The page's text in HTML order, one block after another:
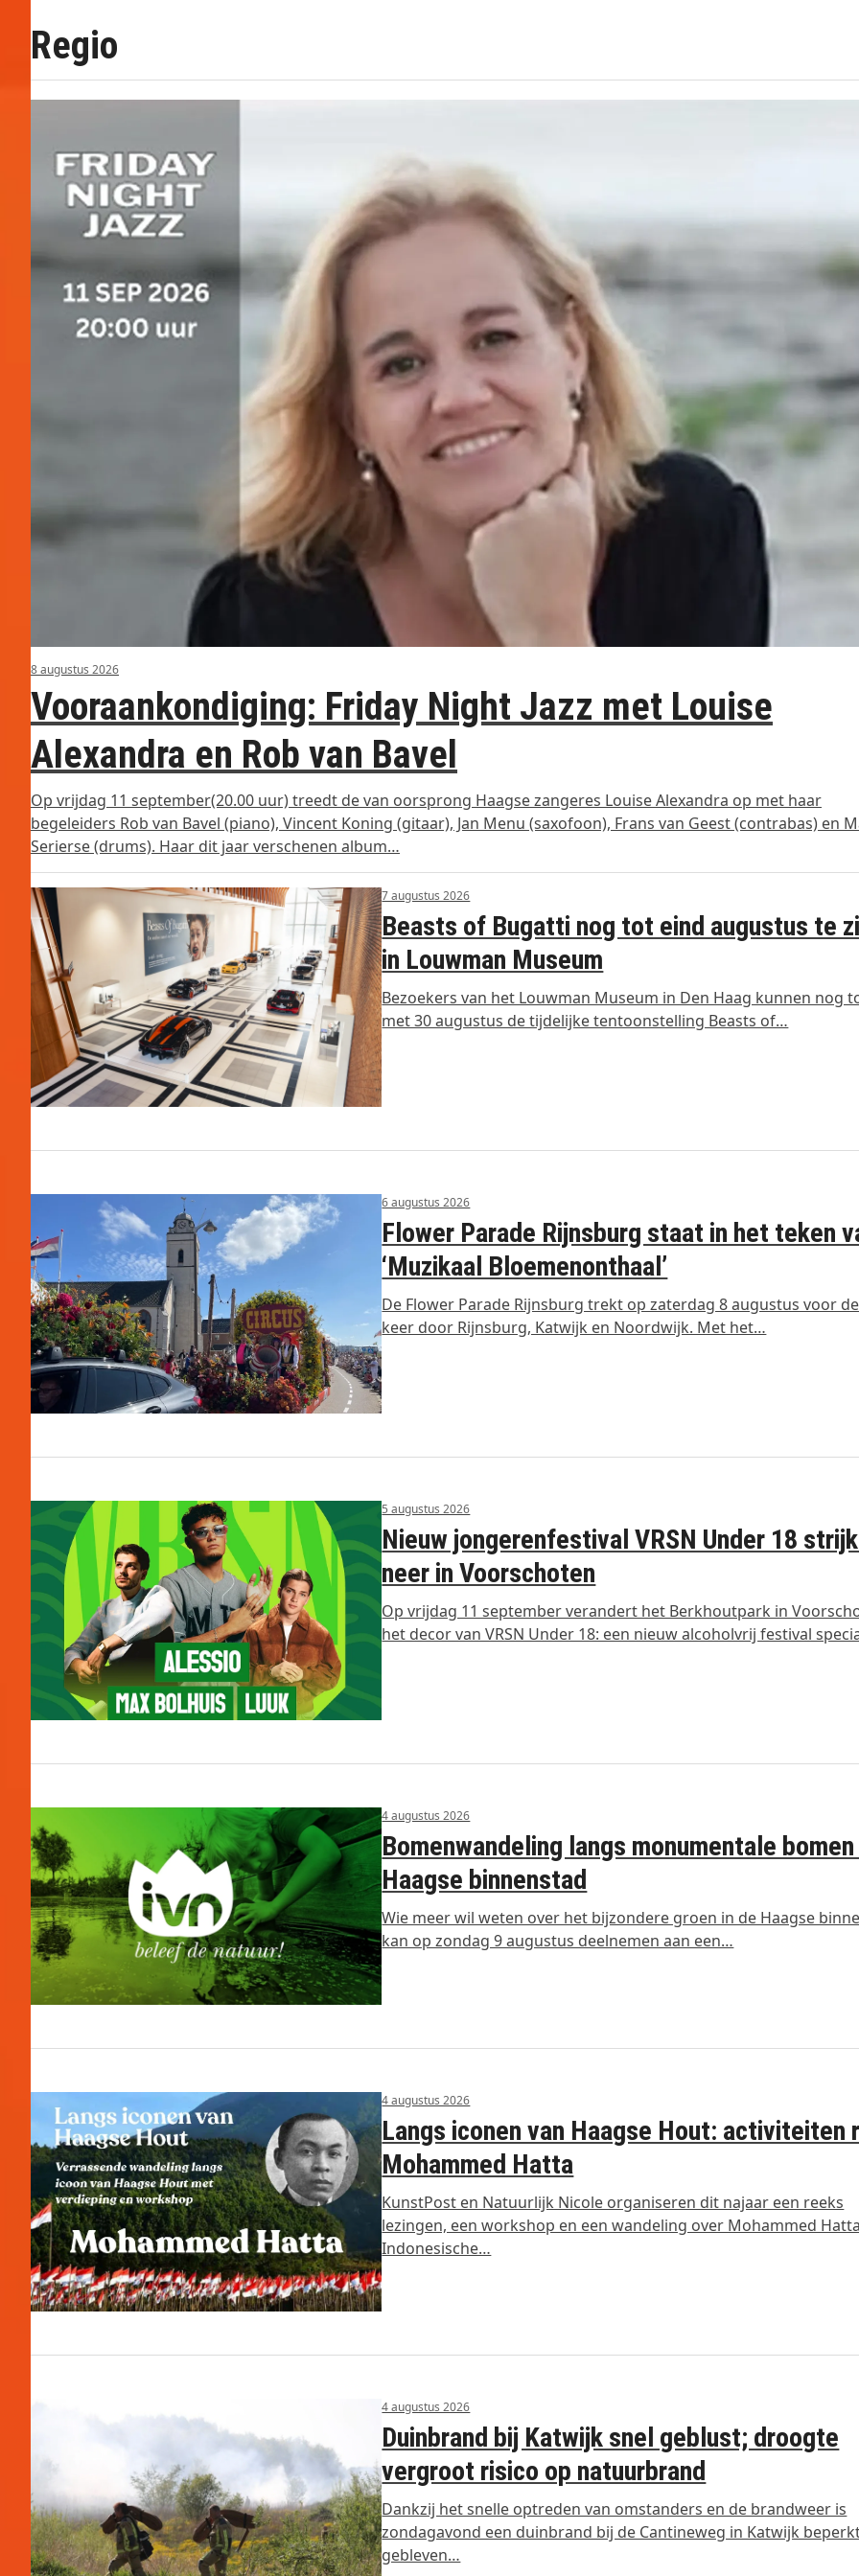
Regio
8 augustus 2026
Vooraankondiging: Friday Night Jazz met Louise
Alexandra en Rob van Bavel
Op vrijdag 11 september(20.00 uur) treedt de van oorsprong Haagse zangeres Louise Alexandra op met haar
begeleiders Rob van Bavel (piano), Vincent Koning (gitaar), Jan Menu (saxofoon), Frans van Geest (contrabas) en
Serierse (drums). Haar dit jaar verschenen album…
7 augustus 2026
Beasts of Bugatti nog tot eind augustus te
in Louwman Museum
Bezoekers van het Louwman Museum in Den Haag kunnen nog
met 30 augustus de tijdelijke tentoonstelling Beasts of…
6 augustus 2026
Flower Parade Rijnsburg staat in het teken
‘Muzikaal Bloemenonthaal’
De Flower Parade Rijnsburg trekt op zaterdag 8 augustus voor
keer door Rijnsburg, Katwijk en Noordwijk. Met het…
5 augustus 2026
Nieuw jongerenfestival VRSN Under 18
neer in Voorschoten
Op vrijdag 11 september verandert het Berkhoutpark in
het decor van VRSN Under 18: een nieuw alcoholvrij festival
4 augustus 2026
Bomenwandeling langs monumentale bomen
Haagse binnenstad
Wie meer wil weten over het bijzondere groen in de Haagse
kan op zondag 9 augustus deelnemen aan een…
4 augustus 2026
Langs iconen van Haagse Hout: activiteiten
Mohammed Hatta
KunstPost en Natuurlijk Nicole organiseren dit najaar een reeks
lezingen, een workshop en een wandeling over Mohammed
Indonesische…
4 augustus 2026
Duinbrand bij Katwijk snel geblust; droogte
vergroot risico op natuurbrand
Dankzij het snelle optreden van omstanders en de brandweer is
zondagavond een duinbrand bij de Cantineweg in Katwijk
gebleven…